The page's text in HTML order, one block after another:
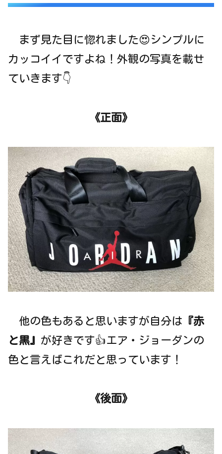
まず見た目に惚れました😍シンプルに
カッコイイですよね！外観の写真を載せ
ていきます👇
《正面》
他の色もあると思いますが自分は 『赤
と黒』 が好きです👍エア・ジョーダンの
色と言えばこれだと思っています！
《後面》